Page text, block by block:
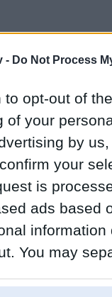
- Do Not Process
to opt-out of
of your
by
your
is
ads based
You may